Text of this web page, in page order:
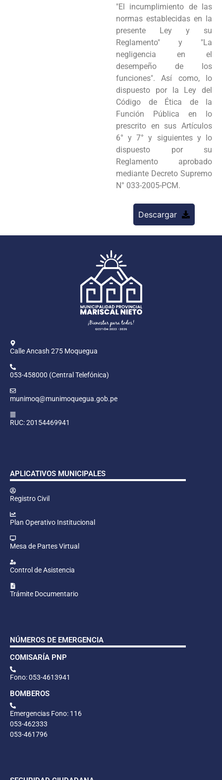
"El incumplimiento de las
normas establecidas en la
presente Ley y su
Reglamento" y "La
negligencia en el
desempeño de los
funciones". Así como, lo
dispuesto por la Ley del
Código de Ética de la
Función Pública en lo
prescrito en sus Artículos
6° y 7° y siguientes y lo
dispuesto por su
Reglamento aprobado
mediante Decreto Supremo
N° 033-2005-PCM.
Descargar
Calle Ancash 275 Moquegua
053-458000 (Central Telefónica)
munimoq@munimoquegua.gob.pe
RUC: 20154469941
APLICATIVOS MUNICIPALES
Registro Civil
Plan Operativo Institucional
Mesa de Partes Virtual
Control de Asistencia
Trámite Documentario
NÚMEROS DE EMERGENCIA
COMISARÍA PNP
Fono: 053-4613941
BOMBEROS
Emergencias Fono: 116
053-462333
053-461796